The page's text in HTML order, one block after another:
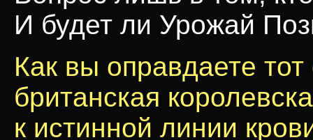
И будет ли Урожай
Как вы оправдаете
британская
к истинной линии